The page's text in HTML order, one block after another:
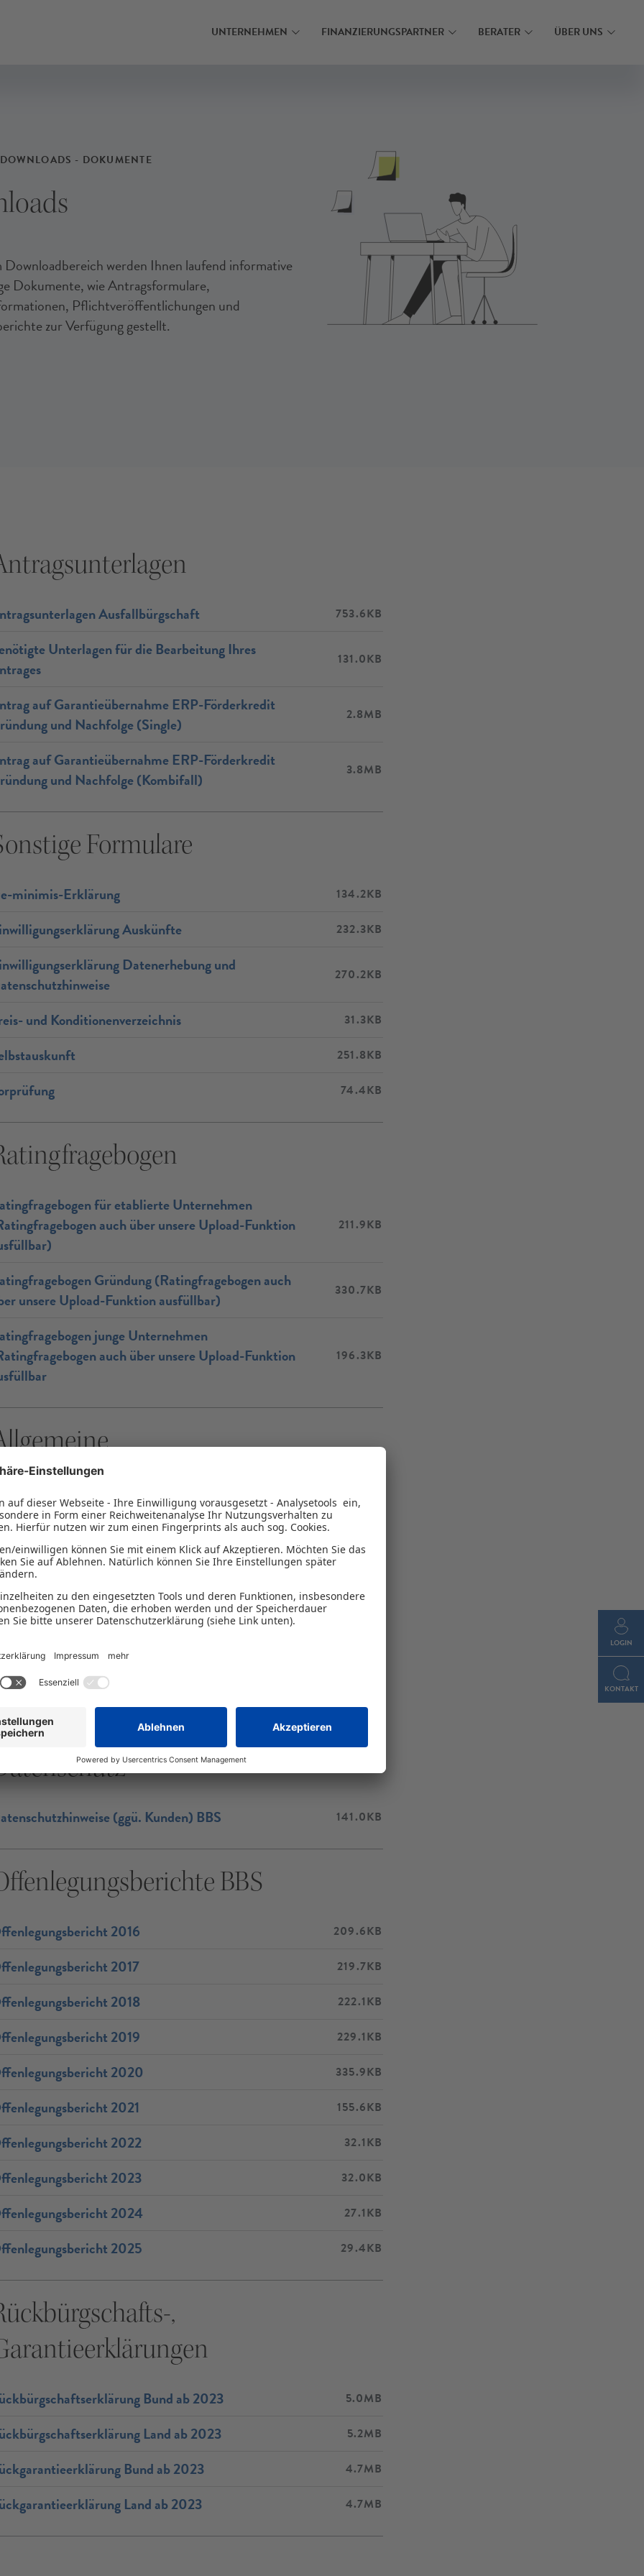
UNTERNEHMEN FINANZIERUNGSPARTNER BERATER ÜBER UNS
LOGIN
KONTAKT
- DOKUMENTE
Downloadbereich werden Ihnen laufend informative
Dokumente, wie Antragsformulare,
Pflichtveröffentlichungen und
zur Verfügung gestellt.
Ausfallbürgschaft 753.6KB
Unterlagen für die Bearbeitung Ihres
131.0KB
auf Garantieübernahme ERP-Förderkredit
und Nachfolge (Single)
2.8MB
auf Garantieübernahme ERP-Förderkredit
und Nachfolge (Kombifall)
3.8MB
Formulare
minimis-Erklärung 134.2KB
Auskünfte 232.3KB
Datenerhebung und
270.2KB
und Konditionenverzeichnis 31.3KB
251.8KB
74.4KB
für etablierte Unternehmen
auch über unsere Upload-Funktion
211.9KB
Gründung (Ratingfragebogen auch
unsere Upload-Funktion ausfüllbar)
330.7KB
junge Unternehmen
auch über unsere Upload-Funktion
196.3KB
und Richtlinien
Bürgschaftsbestimmungen Kredit
Bürgschaftsbedingungen Agrar 77.0KB
Ausfallbürgschaften der BBS und Richtlinien
Bürgschaft ohne Bank Merkblatt und Richtlinien
Richtlinien Beteiligungsgarantien
(ggü. Kunden) BBS 141.0KB
BBS
2016 209.6KB
2017 219.7KB
2018 222.1KB
2019 229.1KB
2020 335.9KB
2021 155.6KB
2022 32.1KB
2023 32.0KB
2024 27.1KB
2025 29.4KB
,
Bund ab 2023 5.0MB
Land ab 2023 5.2MB
Bund ab 2023 4.7MB
Land ab 2023 4.7MB